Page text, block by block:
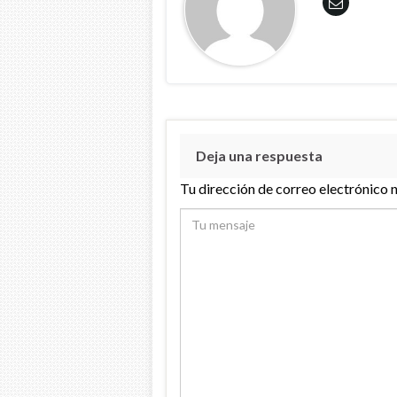
Deja una respuesta
Tu dirección de correo electrónico